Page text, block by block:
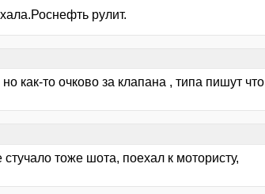
рулит.
как-то очково за клапана , типа пишут что
тоже шота, поехал к мотористу,